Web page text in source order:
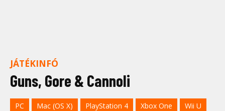
JÁTÉKINFÓ
Guns, Gore & Cannoli
PC Mac (OS X) PlayStation 4 Xbox One
Wii U